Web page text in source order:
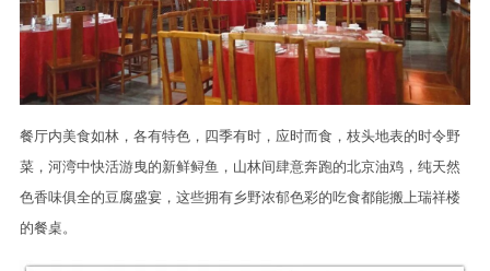
餐厅内美食如林，各有特色，四季有时，应时而食，枝头地表的时令野
菜，河湾中快活游曳的新鲜鲟鱼，山林间肆意奔跑的北京油鸡，纯天然
色香味俱全的豆腐盛宴，这些拥有乡野浓郁色彩的吃食都能搬上瑞祥楼
的餐桌。